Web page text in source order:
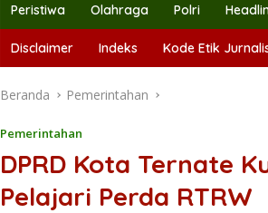
Peristiwa Olahraga Polri
Disclaimer Indeks Kode Etik
Beranda Pemerintahan
Pemerintahan
DPRD Kota Ternate
Pelajari Perda RTRW